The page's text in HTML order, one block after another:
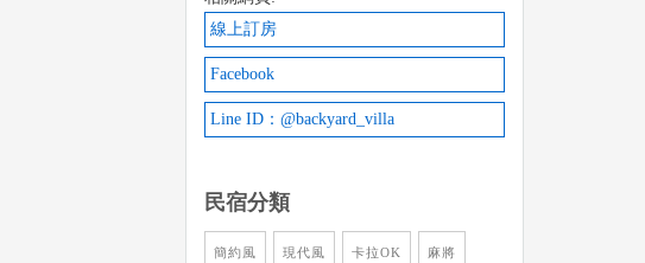
線上訂房
Facebook
Line ID：@backyard_villa
民宿分類
簡約風 現代風 卡拉OK 麻將